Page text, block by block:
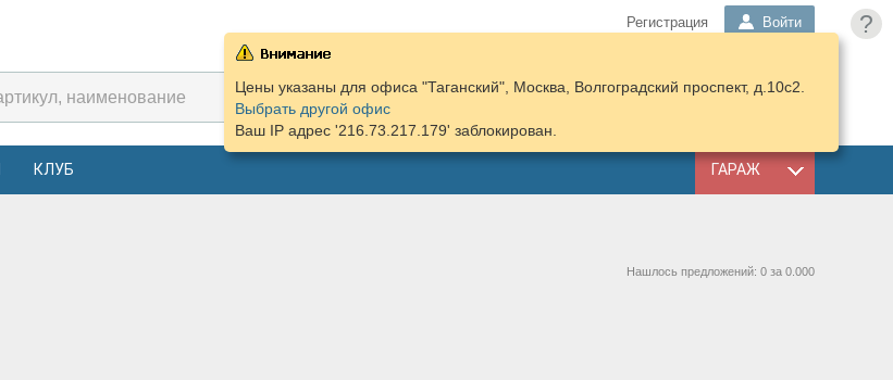
?
Регистрация Войти
КОРЗИНА
ПОДОБРАТЬ
КЛУБ ГАРАЖ
Цены указаны для офиса "Таганский", Москва, Волгоградский проспект, д.10с2.
Выбрать другой офис
Ваш IP адрес '216.73.217.179' заблокирован.
Нашлось предложений: 0 за 0.000